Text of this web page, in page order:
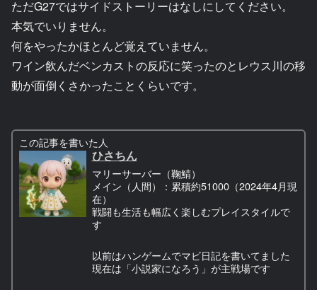
ただG27ではサイドストーリーはなしにしてください。
本気でいりません。
何をやったかほとんど覚えていません。
ワイン飲んだベンカストの反応に笑ったのとレウス川の移
動が面倒くさかったことくらいです。
この記事を書いた人
ひさちん
マリーサーバー（鞠鯖）
メイン（人間）：累積約51000（2024年4月現
在）
戦闘も生活も幅広く楽しむプレイスタイルで
す
以前はハンゲームでマビ日記を書いてました
現在は「小説家になろう」が主戦場です